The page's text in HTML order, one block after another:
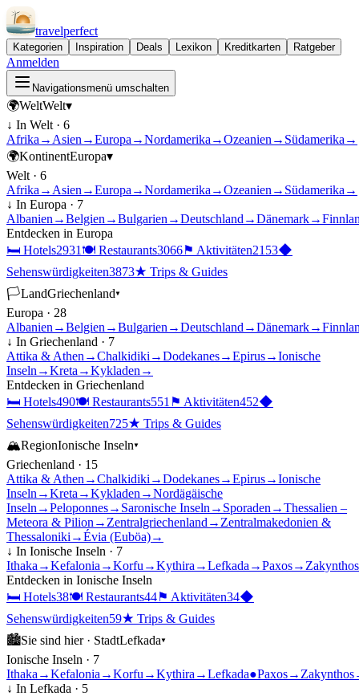
travelperfect
Kategorien Inspiration Deals Lexikon Kreditkarten Ratgeber
Anmelden
Navigationsmenü umschalten
🌍WeltWelt▾
↓ In Welt · 6
Afrika → Asien →Europa →Nordamerika →Ozeanien → Südamerika →
🌍KontinentEuropa▾
Welt · 6
Afrika → Asien →Europa →Nordamerika →Ozeanien → Südamerika →
↓ In Europa · 7
Albanien →Belgien →Bulgarien →Deutschland →Dänemark→
Entdecken in Europa
🛏 Hotels2931 🍽 Restaurants3066⚑ Aktivitäten2153◆
Sehenswürdigkeiten3873★ Trips & Guides
🏳LandGriechenland▾
Europa · 28
Albanien →Belgien →Bulgarien →Deutschland →Dänemark→
↓ In Griechenland · 7
Attika & Athen →Chalkidiki →Dodekanes→Epirus→Ionische
Inseln →Kreta →Kykladen →
Entdecken in Griechenland
🛏 Hotels490🍽 Restaurants551 ⚑ Aktivitäten452◆
Sehenswürdigkeiten725★ Trips & Guides
🏔RegionIonische Inseln▾
Griechenland · 15
Attika & Athen →Chalkidiki →Dodekanes→Epirus→Ionische
Inseln →Kreta →Kykladen →Nordägäische
Inseln →Peloponnes→ Saronische Inseln → Sporaden →Thessalien –
Meteora & Pilion → Zentralgriechenland → Zentralmakedonien &
Thessaloniki →Évia (Euböa)→
↓ In Ionische Inseln · 7
Ithaka →Kefalonia →Korfu →Kythira →Lefkada →Paxos→ Zakynthos
Entdecken in Ionische Inseln
🛏 Hotels38🍽 Restaurants44⚑ Aktivitäten34◆
Sehenswürdigkeiten59★ Trips & Guides
🏙Sie sind hier · StadtLefkada▾
Ionische Inseln · 7
Ithaka →Kefalonia →Korfu →Kythira →Lefkada●Paxos→ Zakynthos
↓ In Lefkada · 5